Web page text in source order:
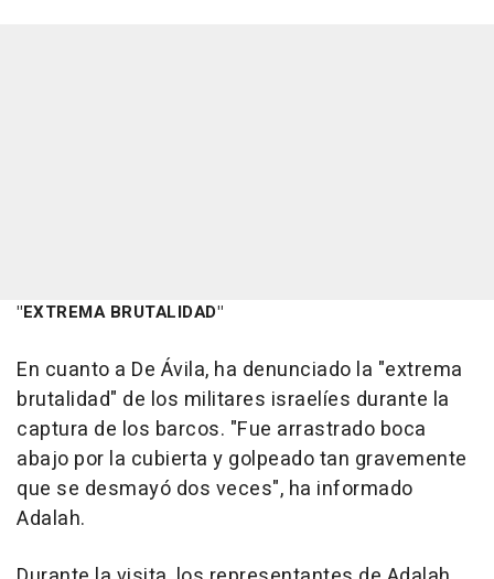
"EXTREMA BRUTALIDAD"
En cuanto a De Ávila, ha denunciado la "extrema
brutalidad" de los militares israelíes durante la
captura de los barcos. "Fue arrastrado boca
abajo por la cubierta y golpeado tan gravemente
que se desmayó dos veces", ha informado
Adalah.